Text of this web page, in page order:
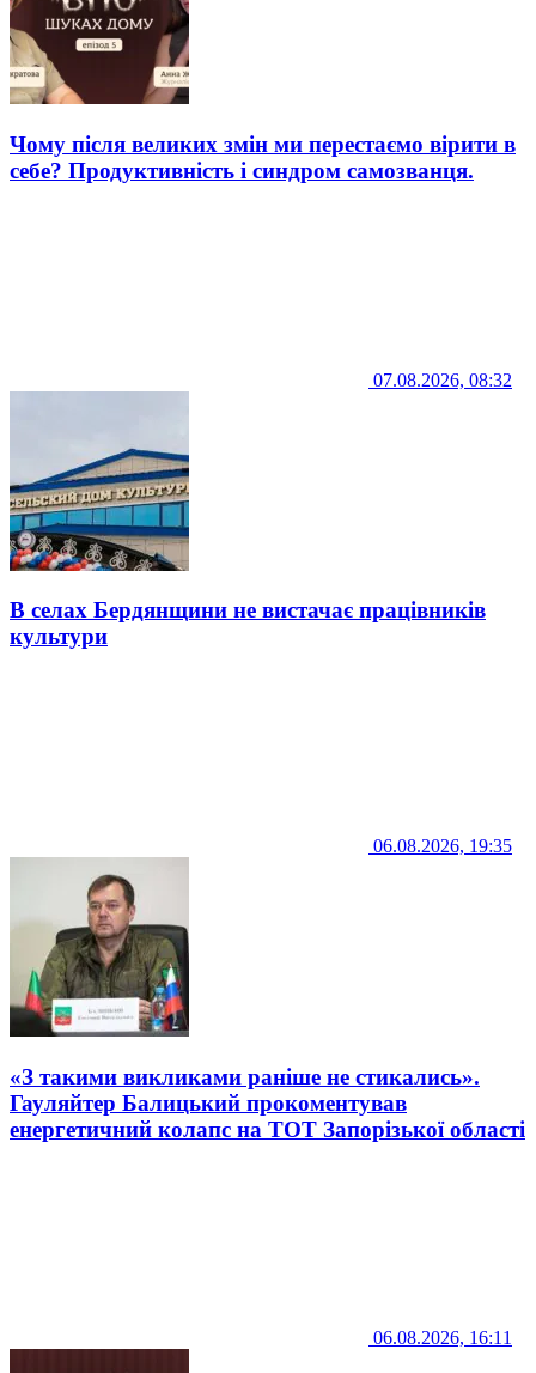
Чому після великих змін ми перестаємо вірити в
себе? Продуктивність і синдром самозванця.
07.08.2026, 08:32
В селах Бердянщини не вистачає працівників
культури
06.08.2026, 19:35
«З такими викликами раніше не стикались».
Гауляйтер Балицький прокоментував
енергетичний колапс на ТОТ Запорізької області
06.08.2026, 16:11